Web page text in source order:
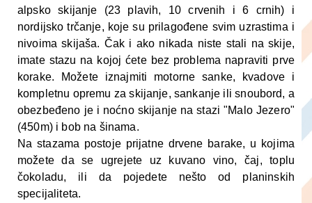
alpsko skijanje (23 plavih, 10 crvenih i 6 crnih) i
nordijsko trčanje, koje su prilagođene svim uzrastima i
nivoima skijaša. Čak i ako nikada niste stali na skije,
imate stazu na kojoj ćete bez problema napraviti prve
korake. Možete iznajmiti motorne sanke, kvadove i
kompletnu opremu za skijanje, sankanje ili snoubord, a
obezbeđeno je i noćno skijanje na stazi "Malo Jezero"
(450m) i bob na šinama.
Na stazama postoje prijatne drvene barake, u kojima
možete da se ugrejete uz kuvano vino, čaj, toplu
čokoladu, ili da pojedete nešto od planinskih
specijaliteta.